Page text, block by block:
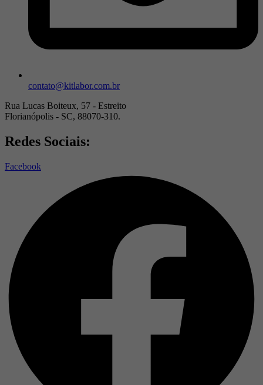
contato@kitlabor.com.br
Rua Lucas Boiteux, 57 - Estreito
Florianópolis - SC, 88070-310.
Redes Sociais:
Facebook